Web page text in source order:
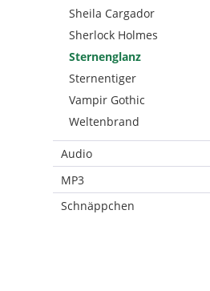
Sheila Cargador
Sherlock Holmes
Sternenglanz
Sternentiger
Vampir Gothic
Weltenbrand
Audio
MP3
Schnäppchen